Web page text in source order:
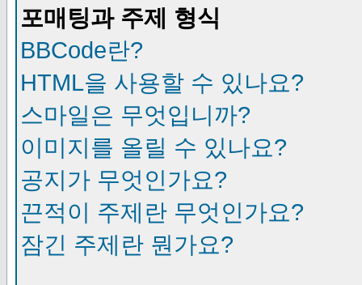
포매팅과 주제 형식
BBCode란?
HTML을 사용할 수 있나요?
스마일은 무엇입니까?
이미지를 올릴 수 있나요?
공지가 무엇인가요?
끈적이 주제란 무엇인가요?
잠긴 주제란 뭔가요?